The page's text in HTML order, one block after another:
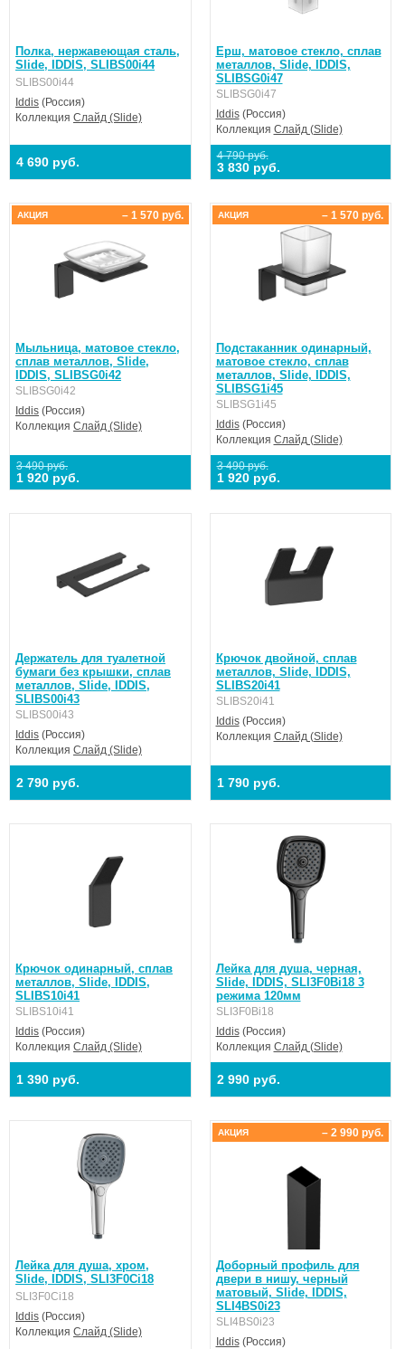
Полка, нержавеющая сталь,
Slide, IDDIS, SLIBS00i44
SLIBS00i44
Iddis (Россия)
Коллекция Слайд (Slide)
4 690 руб.
Ерш, матовое стекло, сплав
металлов, Slide, IDDIS,
SLIBSG0i47
SLIBSG0i47
Iddis(Россия)
Коллекция Слайд (Slide)
4 790 руб.
3 830 руб.
Мыльница, матовое стекло,
сплав металлов, Slide,
IDDIS, SLIBSG0i42
SLIBSG0i42
Iddis (Россия)
Коллекция Слайд (Slide)
3 490 руб.
1 920 руб.
– 1 570 руб.
АКЦИЯ
Подстаканник одинарный,
матовое стекло, сплав
металлов, Slide, IDDIS,
SLIBSG1i45
SLIBSG1i45
Iddis(Россия)
Коллекция Слайд (Slide)
3 490 руб.
1 920 руб.
– 1 570 руб.
АКЦИЯ
Держатель для туалетной
бумаги без крышки, сплав
металлов, Slide, IDDIS,
SLIBS00i43
SLIBS00i43
Iddis (Россия)
Коллекция Слайд (Slide)
2 790 руб.
Крючок двойной, сплав
металлов, Slide, IDDIS,
SLIBS20i41
SLIBS20i41
Iddis(Россия)
Коллекция Слайд (Slide)
1 790 руб.
Крючок одинарный, сплав
металлов, Slide, IDDIS,
SLIBS10i41
SLIBS10i41
Iddis (Россия)
Коллекция Слайд (Slide)
1 390 руб.
Лейка для душа, черная,
Slide, IDDIS, SLI3F0Bi18 3
режима 120мм
SLI3F0Bi18
Iddis(Россия)
Коллекция Слайд (Slide)
2 990 руб.
Лейка для душа, хром,
Slide, IDDIS, SLI3F0Ci18
SLI3F0Ci18
Iddis (Россия)
Коллекция Слайд (Slide)
Доборный профиль для
двери в нишу, черный
матовый, Slide, IDDIS,
SLI4BS0i23
SLI4BS0i23
Iddis(Россия)
– 2 990 руб.
АКЦИЯ